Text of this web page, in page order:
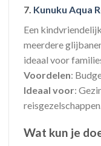
7. Kunuku Aqua
Een
meerdere
ideaal voor
Voordelen:
Ideaal voor:
Wat kun je